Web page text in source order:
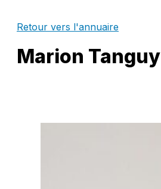
Retour vers l'annuaire
Marion Tanguy